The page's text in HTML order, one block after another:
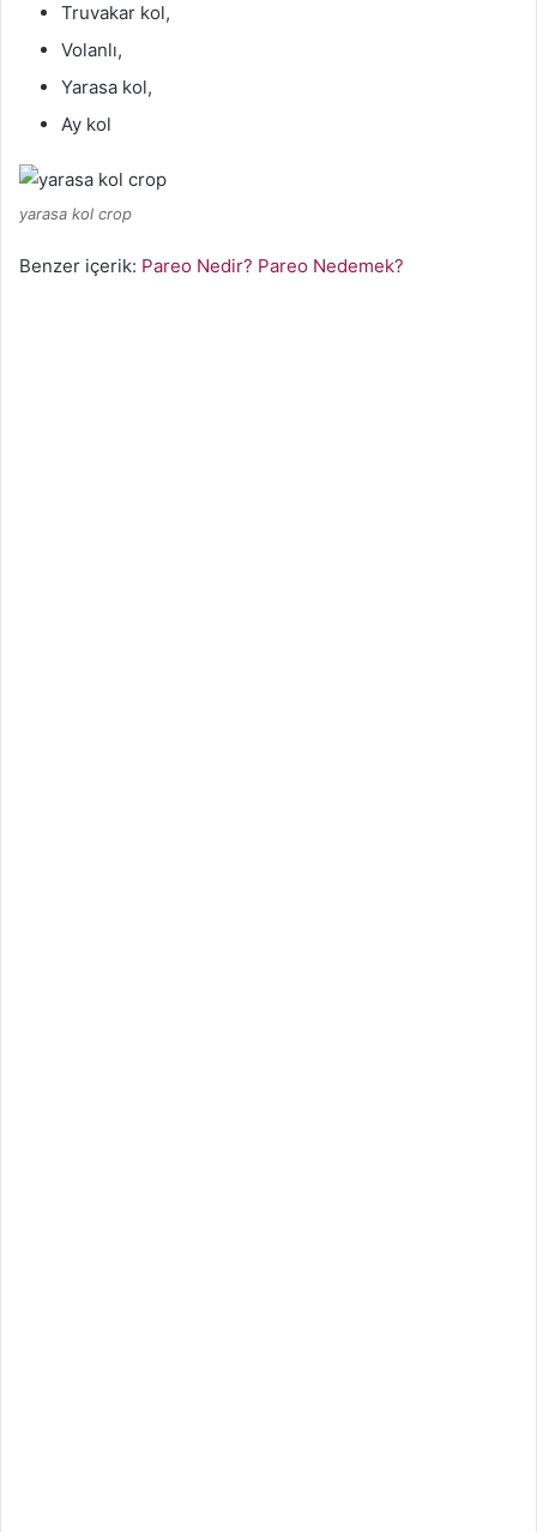
Truvakar kol,
Volanlı,
Yarasa kol,
Ay kol
yarasa kol crop
Benzer içerik: Pareo Nedir? Pareo Nedemek?